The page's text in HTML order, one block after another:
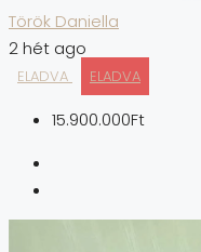
Török Daniella
2 hét ago
ELADVA ELADVA
15.900.000Ft